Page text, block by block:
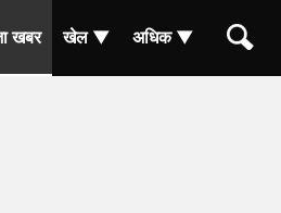
खबर खेल ▼ अधिक ▼